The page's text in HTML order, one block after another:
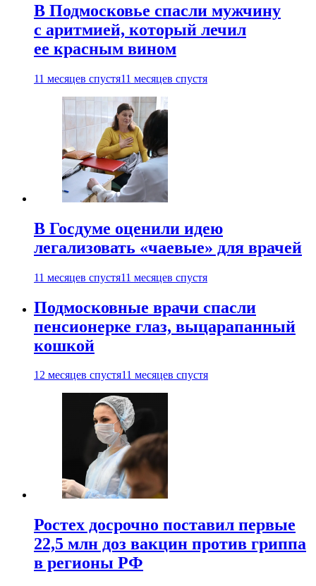
В Подмосковье спасли мужчину
с аритмией, который лечил
ее красным вином
11 месяцев спустя11 месяцев спустя
В Госдуме оценили идею
легализовать «чаевые» для врачей
11 месяцев спустя11 месяцев спустя
Подмосковные врачи спасли
пенсионерке глаз, выцарапанный
кошкой
12 месяцев спустя11 месяцев спустя
Ростех досрочно поставил первые
22,5 млн доз вакцин против гриппа
в регионы РФ